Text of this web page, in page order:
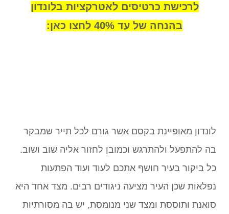
לרכישת כרטיסים לאטרקציות בלונדון
בהנחה של עד 40% לחצו כאן:
לונדון מאופיינת בקסם אשר גורם לכל תייר שמבקר
בה להתפעל ולהתרגש וכמובן לחזור אליה שוב ושוב.
כל ביקור בעיר חושף אתכם לעוד ועוד הפתעות
נפלאות שכן העיר מציעה ניגודים רבים. מצד אחד היא
סואנת ותוססת ומצד שני מנומסת, יש בה מסורתיות